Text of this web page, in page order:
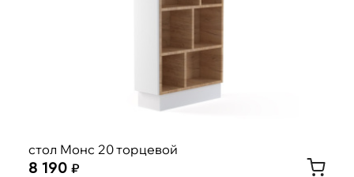
стол Монс 20 торцевой
8 190